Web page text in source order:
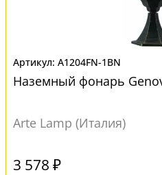
A1204FN-1BN
Наземный фонарь
Arte Lamp (Италия)
3 578 ₽